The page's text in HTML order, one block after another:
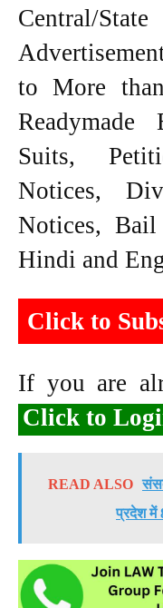
Central/
to More
Suits,
Notices,
Notices,
Hindi and
Click to
If you are
Click to
READ ALSO
प्रदेश में